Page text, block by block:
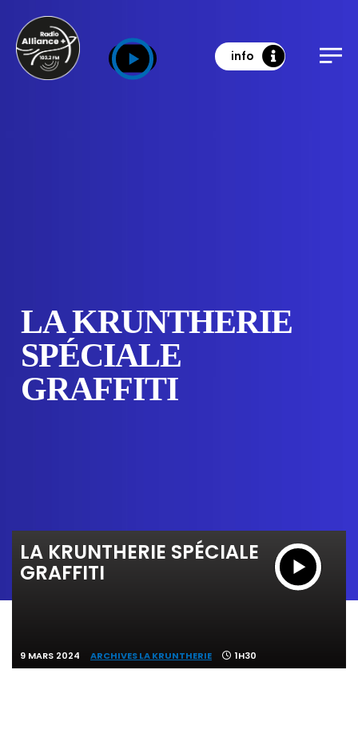
info
LA KRUNTHERIE
SPÉCIALE
GRAFFITI
LA KRUNTHERIE SPÉCIALE
GRAFFITI
9 MARS 2024 ARCHIVES LA KRUNTHERIE 1H30